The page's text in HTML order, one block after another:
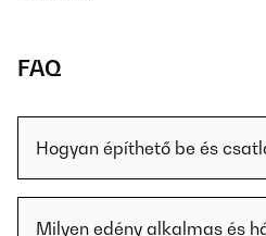
FAQ
Hogyan építhető be és
Milyen edény alkalmas és